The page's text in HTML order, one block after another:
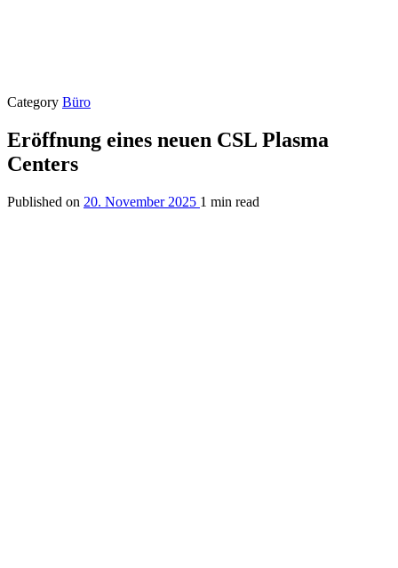
Category Büro
Eröffnung eines neuen CSL Plasma
Centers
Published on 20. November 2025 1 min read